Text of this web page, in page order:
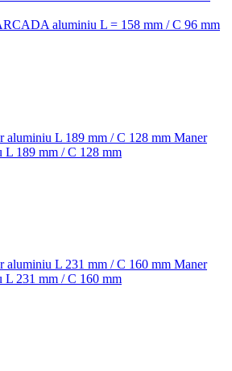
aluminiu L = 158 mm / C 96 mm
Maner
L 189 mm / C 128 mm
Maner
L 231 mm / C 160 mm